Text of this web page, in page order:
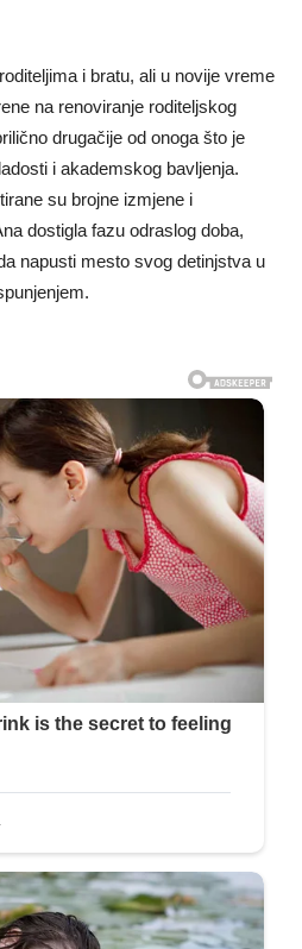
i bratu, ali u novije vreme
na renoviranje roditeljskog
drugačije od onoga što je
i akademskog bavljenja.
su brojne izmjene i
dostigla fazu odraslog doba,
napusti mesto svog detinjstva u